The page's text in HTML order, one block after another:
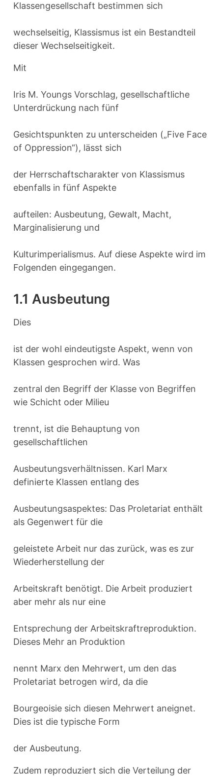
Klassengesellschaft bestimmen sich
wechselseitig, Klassismus ist ein Bestandteil
dieser Wechselseitigkeit.
Mit
Iris M. Youngs Vorschlag, gesellschaftliche
Unterdrückung nach fünf
Gesichtspunkten zu unterscheiden („Five Face
of Oppression“), lässt sich
der Herrschaftscharakter von Klassismus
ebenfalls in fünf Aspekte
aufteilen: Ausbeutung, Gewalt, Macht,
Marginalisierung und
Kulturimperialismus. Auf diese Aspekte wird im
Folgenden eingegangen.
1.1 Ausbeutung
Dies
ist der wohl eindeutigste Aspekt, wenn von
Klassen gesprochen wird. Was
zentral den Begriff der Klasse von Begriffen
wie Schicht oder Milieu
trennt, ist die Behauptung von
gesellschaftlichen
Ausbeutungsverhältnissen. Karl Marx
definierte Klassen entlang des
Ausbeutungsaspektes: Das Proletariat enthält
als Gegenwert für die
geleistete Arbeit nur das zurück, was es zur
Wiederherstellung der
Arbeitskraft benötigt. Die Arbeit produziert
aber mehr als nur eine
Entsprechung der Arbeitskraftreproduktion.
Dieses Mehr an Produktion
nennt Marx den Mehrwert, um den das
Proletariat betrogen wird, da die
Bourgeoisie sich diesen Mehrwert aneignet.
Dies ist die typische Form
der Ausbeutung.
Zudem reproduziert sich die Verteilung der